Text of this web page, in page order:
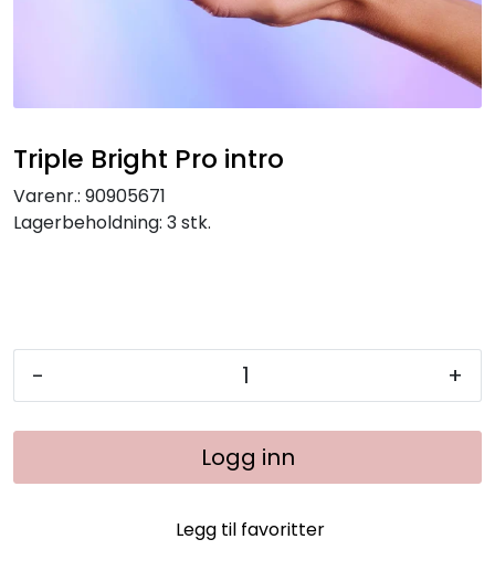
Triple Bright Pro intro
Varenr.: 90905671
Lagerbeholdning: 3 stk.
- +
Logg inn
Legg til favoritter